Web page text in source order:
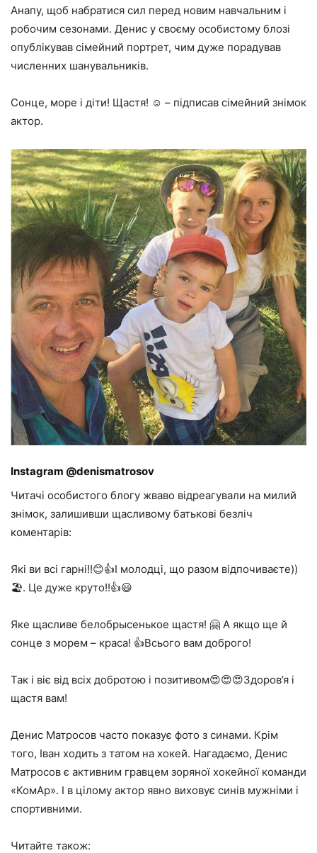
Анапу, щоб набратися сил перед новим навчальним і
робочим сезонами. Денис у своєму особистому блозі
опублікував сімейний портрет, чим дуже порадував
численних шанувальників.
Сонце, море і діти! Щастя! ☺️ – підписав сімейний знімок
актор.
Instagram @denismatrosov
Читачі особистого блогу жваво відреагували на милий
знімок, залишивши щасливому батькові безліч
коментарів:
Які ви всі гарні!!😊👍І молодці, що разом відпочиваєте))
🏖️. Це дуже круто!!👍😃
Яке щасливе белобрысенькое щастя! 🤗 А якщо ще й
сонце з морем – краса! 👍Всього вам доброго!
Так і віє від всіх добротою і позитивом😍😍😍Здоров’я і
щастя вам!
Денис Матросов часто показує фото з синами. Крім
того, Іван ходить з татом на хокей. Нагадаємо, Денис
Матросов є активним гравцем зоряної хокейної команди
«КомАр». І в цілому актор явно виховує синів мужніми і
спортивними.
Читайте також: